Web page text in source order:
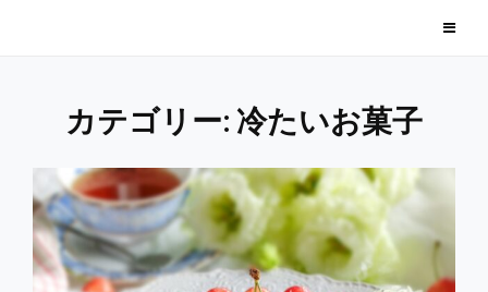
カテゴリー: 冷たいお菓子